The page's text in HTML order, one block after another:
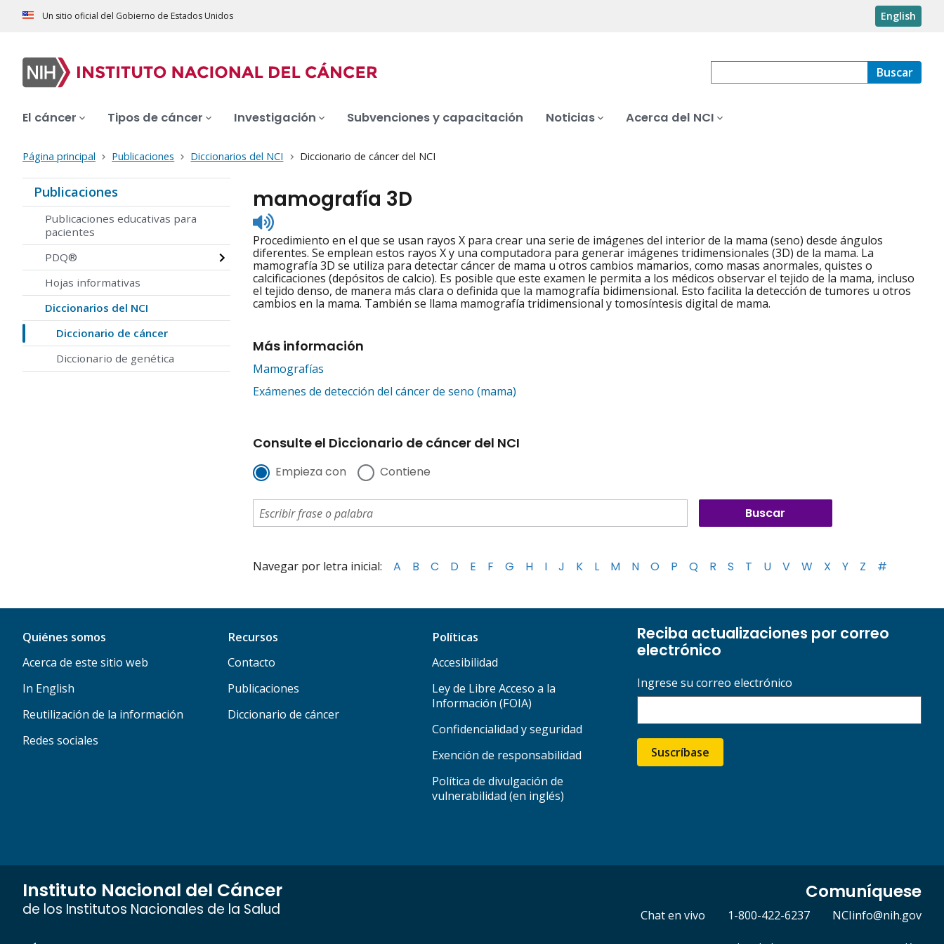
Un sitio oficial del Gobierno de Estados Unidos English
Buscar
El cáncer Tipos de cáncer Investigación Subvenciones y capacitación Noticias Acerca del NCI
Página principal Publicaciones Diccionarios del NCI Diccionario de cáncer del NCI
Publicaciones
Publicaciones educativas para
pacientes
PDQ®
Hojas informativas
Diccionarios del NCI
Diccionario de cáncer
Diccionario de genética
mamografía 3D
Listen
to
pronunciation
Procedimiento en el que se usan rayos X para crear una serie de imágenes del interior de la mama (seno) desde ángulos
diferentes. Se emplean estos rayos X y una computadora para generar imágenes tridimensionales (3D) de la mama. La
mamografía 3D se utiliza para detectar cáncer de mama u otros cambios mamarios, como masas anormales, quistes o
calcificaciones (depósitos de calcio). Es posible que este examen le permita a los médicos observar el tejido de la mama, incluso
el tejido denso, de manera más clara o definida que la mamografía bidimensional. Esto facilita la detección de tumores u otros
cambios en la mama. También se llama mamografía tridimensional y tomosíntesis digital de mama.
Más información
Mamografías
Exámenes de detección del cáncer de seno (mama)
Consulte el Diccionario de cáncer del NCI
Empieza con Contiene
Navegar por letra inicial: A B C D E F G H I J K L M N O P Q R S T U V W X Y Z #
Quiénes somos
Acerca de este sitio web
In English
Reutilización de la información
Redes sociales
Recursos
Contacto
Publicaciones
Diccionario de cáncer
Políticas
Accesibilidad
Ley de Libre Acceso a la
Información (FOIA)
Confidencialidad y seguridad
Exención de responsabilidad
Política de divulgación de
vulnerabilidad (en inglés)
Reciba actualizaciones por correo
electrónico
Ingrese su correo electrónico
Suscríbase
Instituto Nacional del Cáncer
de los Institutos Nacionales de la Salud
Comuníquese
Chat en vivo 1-800-422-6237 NCIinfo@nih.gov